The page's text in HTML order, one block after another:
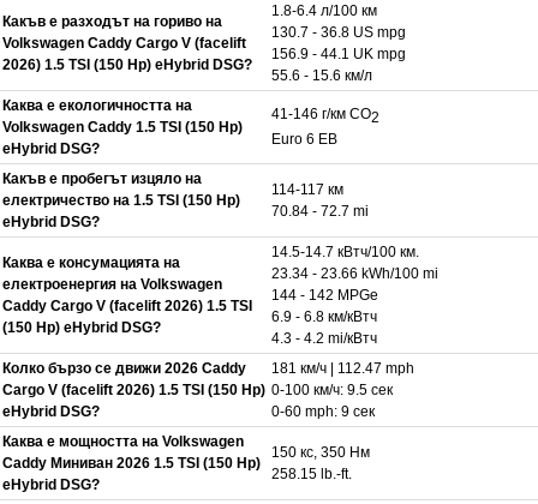
Какъв е разходът на гориво на
Volkswagen Caddy Cargo V (facelift
2026) 1.5 TSI (150 Hp) eHybrid DSG?
1.8-6.4 л/100 км
130.7 - 36.8 US mpg
156.9 - 44.1 UK mpg
55.6 - 15.6 км/л
Каква е екологичността на
Volkswagen Caddy 1.5 TSI (150 Hp)
eHybrid DSG?
41-146 г/км CO2
Euro 6 EB
Какъв е пробегът изцяло на
електричество на 1.5 TSI (150 Hp)
eHybrid DSG?
114-117 км
70.84 - 72.7 mi
Каква е консумацията на
електроенергия на Volkswagen
Caddy Cargo V (facelift 2026) 1.5 TSI
(150 Hp) eHybrid DSG?
14.5-14.7 кВтч/100 км.
23.34 - 23.66 kWh/100 mi
144 - 142 MPGe
6.9 - 6.8 км/кВтч
4.3 - 4.2 mi/кВтч
Колко бързо се движи 2026 Caddy
Cargo V (facelift 2026) 1.5 TSI (150 Hp)
eHybrid DSG?
181 км/ч | 112.47 mph
0-100 км/ч: 9.5 сек
0-60 mph: 9 сек
Каква е мощността на Volkswagen
Caddy Миниван 2026 1.5 TSI (150 Hp)
eHybrid DSG?
150 кс, 350 Нм
258.15 lb.-ft.